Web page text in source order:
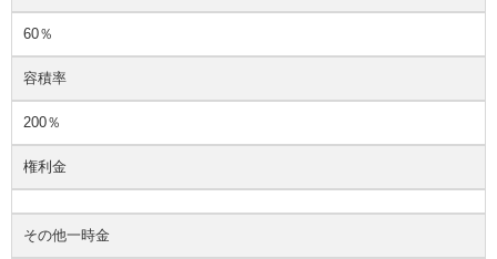
60％
容積率
200％
権利金
その他一時金